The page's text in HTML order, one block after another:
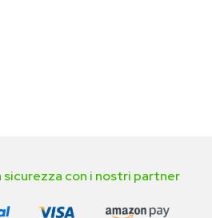
sicurezza con i nostri partner